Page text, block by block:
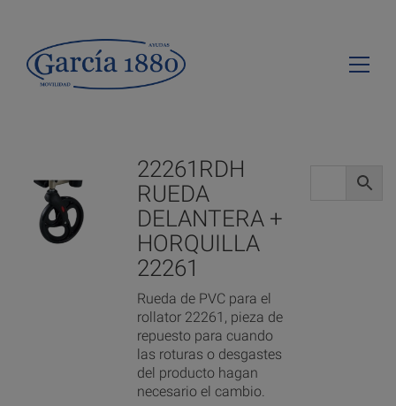
22261RDH
RUEDA
DELANTERA +
HORQUILLA
22261
Rueda de PVC para el
rollator 22261, pieza de
repuesto para cuando
las roturas o desgastes
del producto hagan
necesario el cambio.